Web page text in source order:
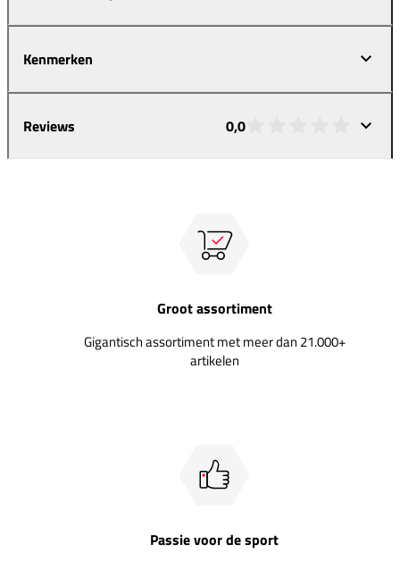
Kenmerken
Reviews 0,0
Groot assortiment
Gigantisch assortiment met meer dan 21.000+
artikelen
Passie voor de sport